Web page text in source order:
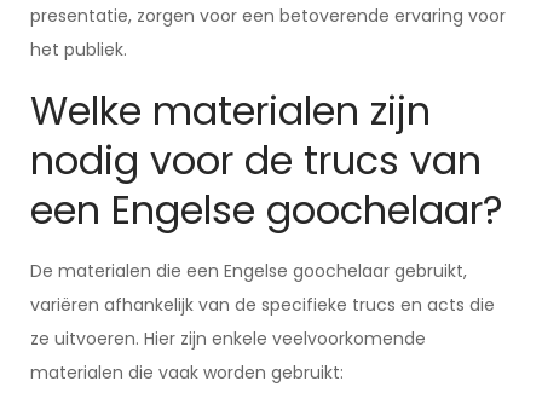
presentatie, zorgen voor een betoverende ervaring voor
het publiek.
Welke materialen zijn
nodig voor de trucs van
een Engelse goochelaar?
De materialen die een Engelse goochelaar gebruikt,
variëren afhankelijk van de specifieke trucs en acts die
ze uitvoeren. Hier zijn enkele veelvoorkomende
materialen die vaak worden gebruikt: